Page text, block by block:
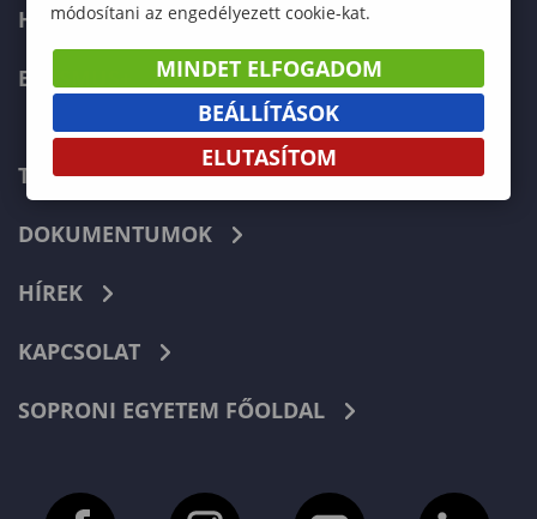
HALLGATÓKNAK
ERASMUS+
TELEFONKÖNYV
DOKUMENTUMOK
HÍREK
KAPCSOLAT
SOPRONI EGYETEM FŐOLDAL
módosítani az engedélyezett cookie-kat.
MINDET ELFOGADOM
BEÁLLÍTÁSOK
ELUTASÍTOM